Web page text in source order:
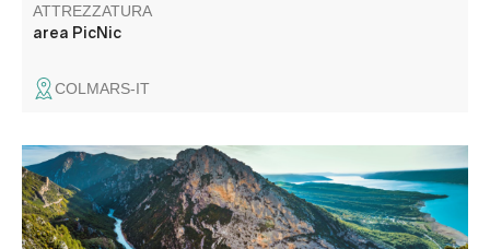
ATTREZZATURA
area PicNic
COLMARS-IT
Vista eccezionale sul punto in cui il Lac de Sainte-Croix
incontra le gole. Osservate gli avvoltoi e le foreste di
Saint-Maurin.